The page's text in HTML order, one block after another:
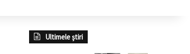
Ultimele știri